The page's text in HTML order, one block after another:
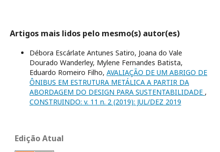
Artigos mais lidos pelo mesmo(s) autor(es)
Débora Escárlate Antunes Satiro, Joana do Vale
Dourado Wanderley, Mylene Fernandes Batista,
Eduardo Romeiro Filho, AVALIAÇÃO DE UM ABRIGO DE
ÔNIBUS EM ESTRUTURA METÁLICA A PARTIR DA
ABORDAGEM DO DESIGN PARA SUSTENTABILIDADE ,
CONSTRUINDO: v. 11 n. 2 (2019): JUL/DEZ 2019
Edição Atual